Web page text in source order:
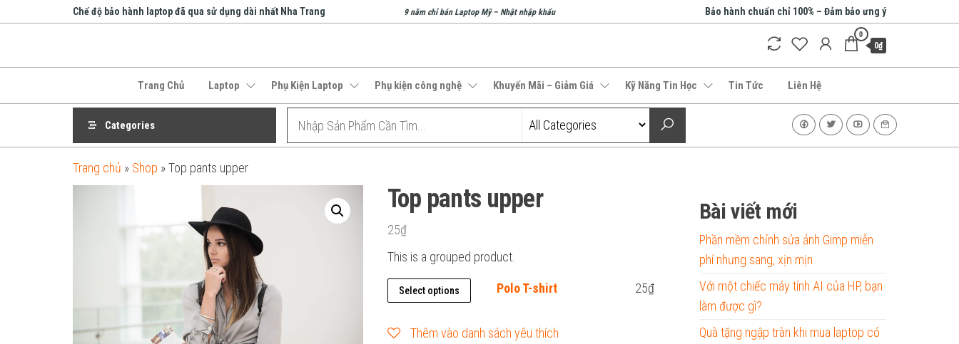
content
Chế độ bảo hành laptop đã qua sử dụng dài nhất Nha Trang 9 năm chỉ bán Laptop Mỹ – Nhật nhập khẩu Bảo hành chuẩn chỉ 100% – Đảm bảo ưng ý
Computer
0
0₫
Trang Chủ Laptop Phụ Kiện Laptop Phụ kiện công nghệ Khuyến Mãi – Giảm Giá Kỹ Năng Tin Học Tin Tức Liên Hệ
Categories
Trang chủ » Shop »Top pants upper
Top pants upper
25₫
This is a grouped product.
Select options
has
Polo T-shirt 25₫
Thêm vào danh sách yêu thích
Bài viết mới
Phần mềm chỉnh sửa ảnh Gimp miễn
phí nhưng sang, xịn mịn
Với một chiếc máy tính AI của HP, bạn
làm được gì?
Quà tặng ngập tràn khi mua laptop có